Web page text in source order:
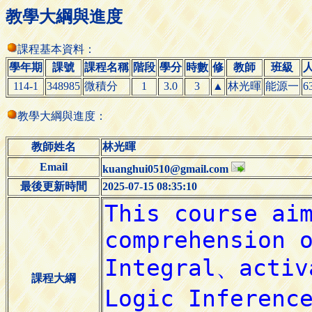
教學大綱與進度
課程基本資料：
學年期
課號 課程名稱 階段 學分 時數 修 教師 班級
114-1
348985 微積分 1 3.0 3 ▲ 林光暉 能源一
教學大綱與進度：
教師姓名
林光暉
Email
kuanghui0510@gmail.com
最後更新時間
2025-07-15 08:35:10
課程大綱